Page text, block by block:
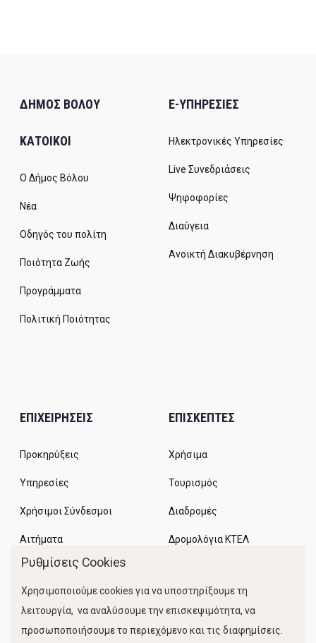
ΔΗΜΟΣ ΒΟΛΟΥ
ΚΑΤΟΙΚΟΙ
Ο Δήμος Βόλου
Νέα
Οδηγός του πολίτη
Ποιότητα Ζωής
Προγράμματα
Πολιτική Ποιότητας
E-ΥΠΗΡΕΣΙΕΣ
Ηλεκτρονικές Υπηρεσίες
Live Συνεδριάσεις
Ψηφοφορίες
Διαύγεια
Ανοικτή Διακυβέρνηση
ΕΠΙΧΕΙΡΗΣΕΙΣ
Προκηρύξεις
Υπηρεσίες
Χρήσιμοι Σύνδεσμοι
Αιτήματα
ΕΠΙΣΚΕΠΤΕΣ
Χρήσιμα
Τουρισμός
Διαδρομές
Δρομολόγια ΚΤΕΛ
Κίνηση Λιμένος
Ρυθμίσεις Cookies
Χρησιμοποιούμε cookies για να υποστηρίξουμε τη
λειτουργία, να αναλύσουμε την επισκεψιμότητα, να
προσωποποιήσουμε το περιεχόμενο και τις διαφημίσεις.